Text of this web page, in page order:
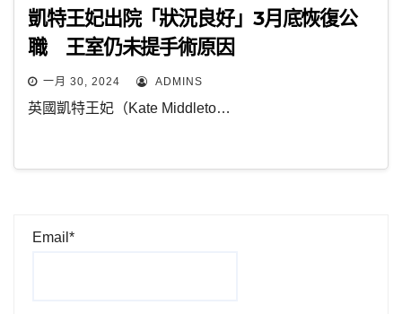
凱特王妃出院「狀況良好」3月底恢復公
職 王室仍未提手術原因
一月 30, 2024 ADMINS
英國凱特王妃（Kate Middleto…
Email*